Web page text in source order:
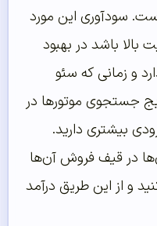
سودآوری این مورد
باشد در بهبود
و زمانی که سئو
جستجوی موتورها در
بیشتری دارید.
در قیف فروش آن‌ها
و از این طریق درآمد